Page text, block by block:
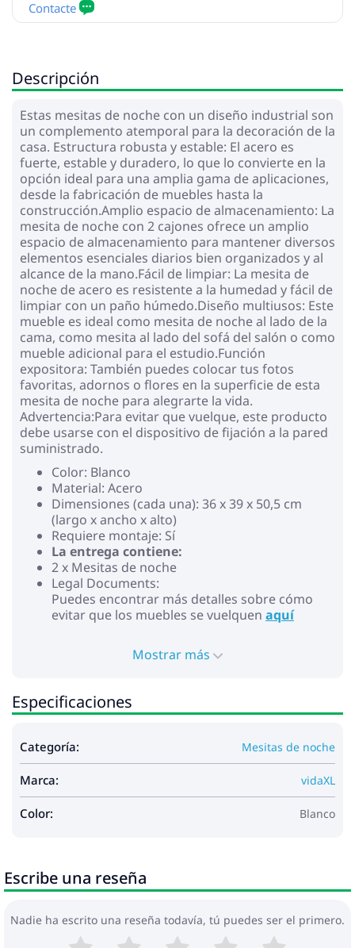
Descripción
Estas mesitas de noche con un diseño industrial son
un complemento atemporal para la decoración de la
casa. Estructura robusta y estable: El acero es
fuerte, estable y duradero, lo que lo convierte en la
opción ideal para una amplia gama de aplicaciones,
desde la fabricación de muebles hasta la
construcción.Amplio espacio de almacenamiento: La
mesita de noche con 2 cajones ofrece un amplio
espacio de almacenamiento para mantener diversos
elementos esenciales diarios bien organizados y al
alcance de la mano.Fácil de limpiar: La mesita de
noche de acero es resistente a la humedad y fácil de
limpiar con un paño húmedo.Diseño multiusos: Este
mueble es ideal como mesita de noche al lado de la
cama, como mesita al lado del sofá del salón o como
mueble adicional para el estudio.Función
expositora: También puedes colocar tus fotos
favoritas, adornos o flores en la superficie de esta
mesita de noche para alegrarte la vida.
Advertencia:Para evitar que vuelque, este producto
debe usarse con el dispositivo de fijación a la pared
suministrado.
Color: Blanco
Material: Acero
Dimensiones (cada una): 36 x 39 x 50,5 cm
(largo x ancho x alto)
Requiere montaje: Sí
La entrega contiene:
2 x Mesitas de noche
Legal Documents:
Puedes encontrar más detalles sobre cómo
evitar que los muebles se vuelquen aquí
Mostrar más
Especificaciones
Categoría: Mesitas de noche
Marca: vidaXL
Color: Blanco
Escribe una reseña
Nadie ha escrito una reseña todavía, tú puedes ser el primero.